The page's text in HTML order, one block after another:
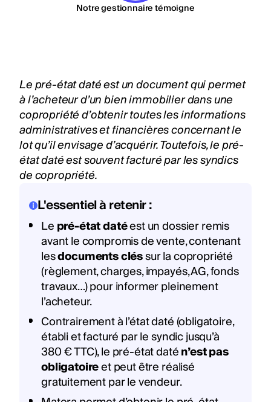
Notre gestionnaire témoigne
Le pré-état daté est un document qui permet
à l’acheteur d’un bien immobilier dans une
copropriétéd’obtenir toutes les informations
administratives et financières concernant le
lot qu’il envisage d’acquérir. Toutefois, le pré-
état daté est souvent facturé par les syndics
de copropriété.
L'essentiel à retenir :
Lepré-état datéest un dossier remis
avant le compromis de vente, contenant
lesdocuments cléssur la copropriété
(règlement, charges, impayés, AG, fonds
travaux…) pour informer pleinement
l’acheteur.
Contrairement à l’état daté (obligatoire,
établi et facturé par le syndic jusqu’à
380 € TTC), le pré-état datén’est pas
obligatoireet peut être réalisé
gratuitement par le vendeur.